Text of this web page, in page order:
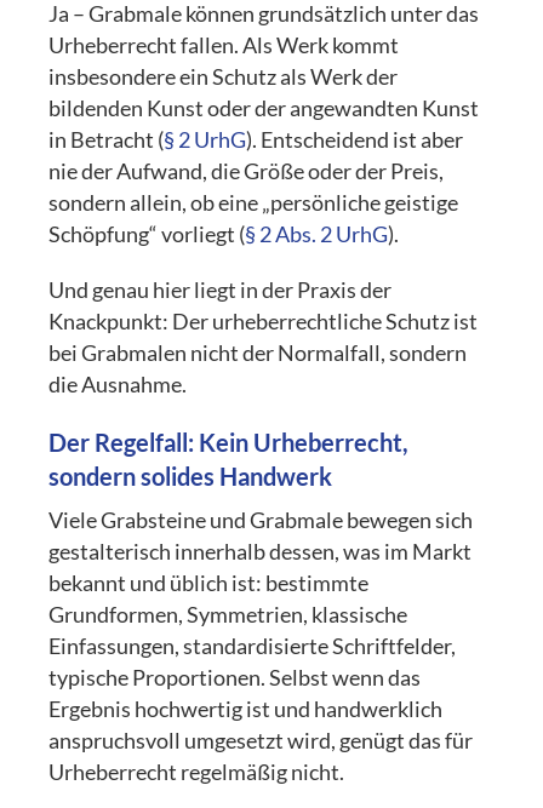
Ja – Grabmale können grundsätzlich unter das
Urheberrecht fallen. Als Werk kommt
insbesondere ein Schutz als Werk der
bildenden Kunst oder der angewandten Kunst
in Betracht (§ 2 UrhG). Entscheidend ist aber
nie der Aufwand, die Größe oder der Preis,
sondern allein, ob eine „persönliche geistige
Schöpfung“ vorliegt (§ 2 Abs. 2 UrhG).
Und genau hier liegt in der Praxis der
Knackpunkt: Der urheberrechtliche Schutz ist
bei Grabmalen nicht der Normalfall, sondern
die Ausnahme.
Der Regelfall: Kein Urheberrecht,
sondern solides Handwerk
Viele Grabsteine und Grabmale bewegen sich
gestalterisch innerhalb dessen, was im Markt
bekannt und üblich ist: bestimmte
Grundformen, Symmetrien, klassische
Einfassungen, standardisierte Schriftfelder,
typische Proportionen. Selbst wenn das
Ergebnis hochwertig ist und handwerklich
anspruchsvoll umgesetzt wird, genügt das für
Urheberrecht regelmäßig nicht.